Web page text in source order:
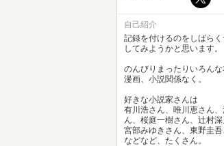
自己紹介
記録を付けるのをしばら
してみようかと思います。
のんびりまったりいろんな
漫画、小説関係なく。
好きな小説家さんは
有川浩さん、唯川恵さん
ん、桜庭一樹さん、辻村
宮部みゆきさん、東野圭吾
などなど、たくさん。